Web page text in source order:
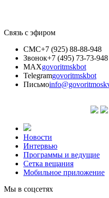
Связь с эфиром
СМС+7 (925) 88-88-948
Звонок+7 (495) 73-73-948
MAXgovoritmskbot
Telegramgovoritmskbot
Письмо
Новости
Интервью
Программы и ведущие
Сетка вещания
Мобильное приложение
Мы в соцсетях